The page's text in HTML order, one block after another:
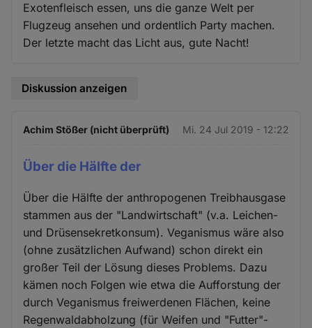
Exotenfleisch essen, uns die ganze Welt per
Flugzeug ansehen und ordentlich Party machen.
Der letzte macht das Licht aus, gute Nacht!
Diskussion anzeigen
Achim Stößer (nicht überprüft) Mi. 24 Jul 2019 - 12:22
Über die Hälfte der
Über die Hälfte der anthropogenen Treibhausgase
stammen aus der "Landwirtschaft" (v.a. Leichen-
und Drüsensekretkonsum). Veganismus wäre also
(ohne zusätzlichen Aufwand) schon direkt ein
großer Teil der Lösung dieses Problems. Dazu
kämen noch Folgen wie etwa die Aufforstung der
durch Veganismus freiwerdenen Flächen, keine
Regenwaldabholzung (für Weifen und "Futter"-